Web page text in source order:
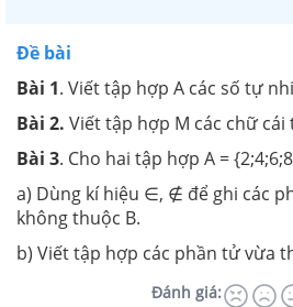
Đề bài
Bài 1. Viết tập hợp A các số tự
Bài 2. Viết tập hợp M các chữ cái
Bài 3. Cho hai tập hợp A =
a) Dùng kí hiệu ∈, ∉ để ghi các
không thuộc B.
b) Viết tập hợp các phần tử vừa
Đánh giá: